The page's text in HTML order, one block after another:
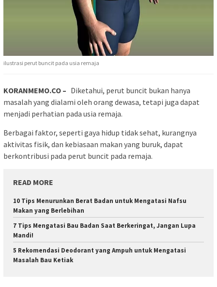
ilustrasi perut buncit pada usia remaja
KORANMEMO.CO – Diketahui, perut buncit bukan hanya
masalah yang dialami oleh orang dewasa, tetapi juga dapat
menjadi perhatian pada usia remaja.
Berbagai faktor, seperti gaya hidup tidak sehat, kurangnya
aktivitas fisik, dan kebiasaan makan yang buruk, dapat
berkontribusi pada perut buncit pada remaja.
READ MORE
10 Tips Menurunkan Berat Badan untuk Mengatasi Nafsu
Makan yang Berlebihan
7 Tips Mengatasi Bau Badan Saat Berkeringat, Jangan Lupa
Mandi!
5 Rekomendasi Deodorant yang Ampuh untuk Mengatasi
Masalah Bau Ketiak